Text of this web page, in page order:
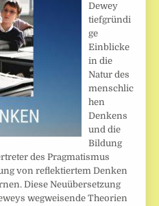
Dewey
tiefgründi
ge
Einblicke
in die
Natur des
menschlic
hen
Denkens
und die
Bildung
des Pragmatismus
von reflektiertem Denken
Diese Neuübersetzung
wegweisende Theorien